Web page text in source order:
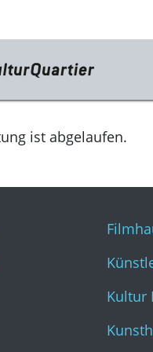
Diskurs
ist abgelaufen.
Kultur